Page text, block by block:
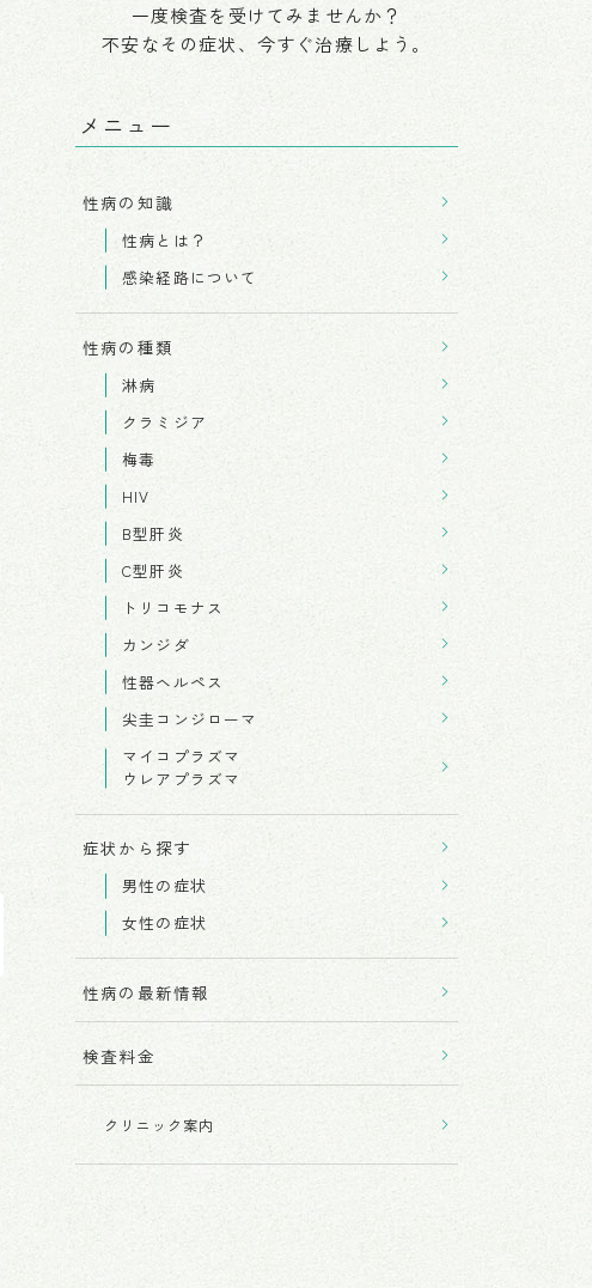
一度検査を受けてみませんか？
不安なその症状、今すぐ治療しよう。
メニュー
性病の知識
性病とは？
感染経路について
性病の種類
淋病
クラミジア
梅毒
HIV
B型肝炎
C型肝炎
トリコモナス
カンジダ
性器ヘルペス
尖圭コンジローマ
マイコプラズマ
ウレアプラズマ
症状から探す
男性の症状
女性の症状
性病の最新情報
検査料金
クリニック案内